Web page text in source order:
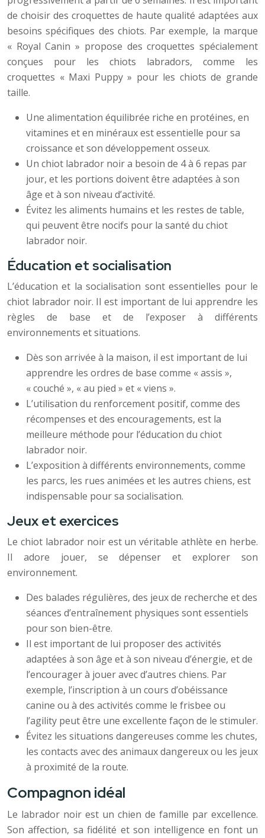
de choisir des croquettes de haute qualité adaptées aux
besoins spécifiques des chiots. Par exemple, la marque
« Royal Canin » propose des croquettes spécialement
conçues pour les chiots labradors, comme les
croquettes « Maxi Puppy » pour les chiots de grande
taille.
Une alimentation équilibrée riche en protéines, en
vitamines et en minéraux est essentielle pour sa
croissance et son développement osseux.
Un chiot labrador noir a besoin de 4 à 6 repas par
jour, et les portions doivent être adaptées à son
âge et à son niveau d’activité.
Évitez les aliments humains et les restes de table,
qui peuvent être nocifs pour la santé du chiot
labrador noir.
Éducation et socialisation
L’éducation et la socialisation sont essentielles pour le
chiot labrador noir. Il est important de lui apprendre les
règles de base et de l’exposer à différents
environnements et situations.
Dès son arrivée à la maison, il est important de lui
apprendre les ordres de base comme « assis »,
« couché », « au pied » et « viens ».
L’utilisation du renforcement positif, comme des
récompenses et des encouragements, est la
meilleure méthode pour l’éducation du chiot
labrador noir.
L’exposition à différents environnements, comme
les parcs, les rues animées et les autres chiens, est
indispensable pour sa socialisation.
Jeux et exercices
Le chiot labrador noir est un véritable athlète en herbe.
Il adore jouer, se dépenser et explorer son
environnement.
Des balades régulières, des jeux de recherche et des
séances d’entraînement physiques sont essentiels
pour son bien-être.
Il est important de lui proposer des activités
adaptées à son âge et à son niveau d’énergie, et de
l’encourager à jouer avec d’autres chiens. Par
exemple, l’inscription à un cours d’obéissance
canine ou à des activités comme le frisbee ou
l’agility peut être une excellente façon de le stimuler.
Évitez les situations dangereuses comme les chutes,
les contacts avec des animaux dangereux ou les jeux
à proximité de la route.
Compagnon idéal
Le labrador noir est un chien de famille par excellence.
Son affection, sa fidélité et son intelligence en font un